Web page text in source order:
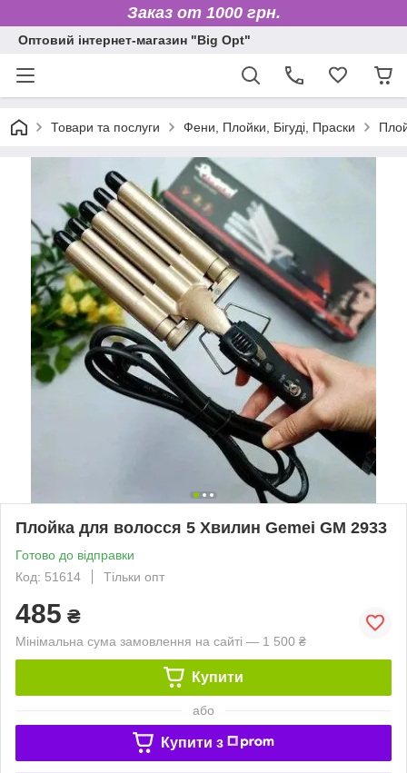
Заказ от 1000 грн.
Оптовий інтернет-магазин "Big Opt"
Товари та послуги Фени, Плойки, Бігуді, Праски
Плойка для волосся 5 Хвилин Gemei GM 2933
Готово до відправки
Код: 51614
Тільки опт
485 ₴
Мінімальна сума замовлення на сайті — 1 500 ₴
Купити
або
Купити з